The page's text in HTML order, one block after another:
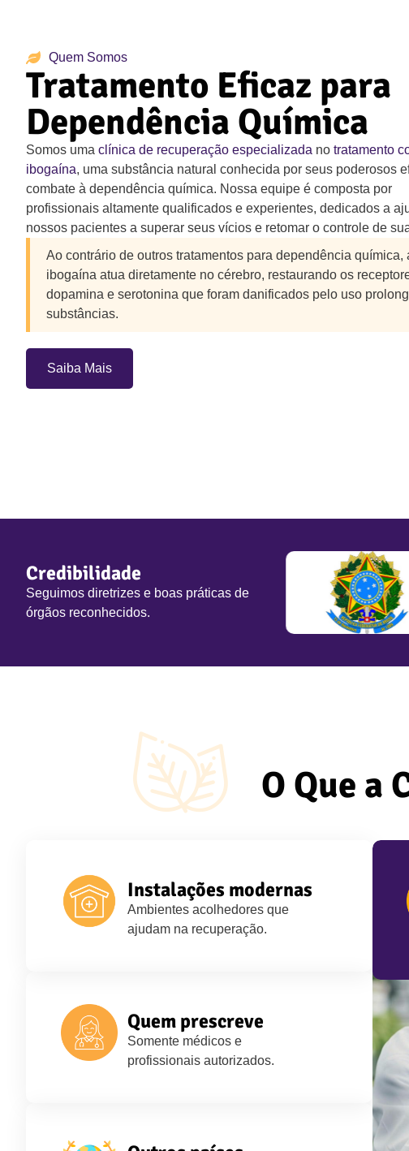
Quem Somos
Tratamento Eficaz para
Dependência Química
Somos uma clínica de recuperação especializada no tratamento
ibogaína, uma substância natural conhecida por seus poderosos
combate à dependência química. Nossa equipe é composta por
profissionais altamente qualificados e experientes, dedicados a
nossos pacientes a superar seus vícios e retomar o controle de
Ao contrário de outros tratamentos para dependência química,
ibogaína atua diretamente no cérebro, restaurando os
dopamina e serotonina que foram danificados pelo uso
substâncias.
Saiba Mais
Credibilidade
Seguimos diretrizes e boas práticas de
órgãos reconhecidos.
O Que a
Instalações modernas
Ambientes acolhedores que
ajudam na recuperação.
Quem prescreve
Somente médicos e
profissionais autorizados.